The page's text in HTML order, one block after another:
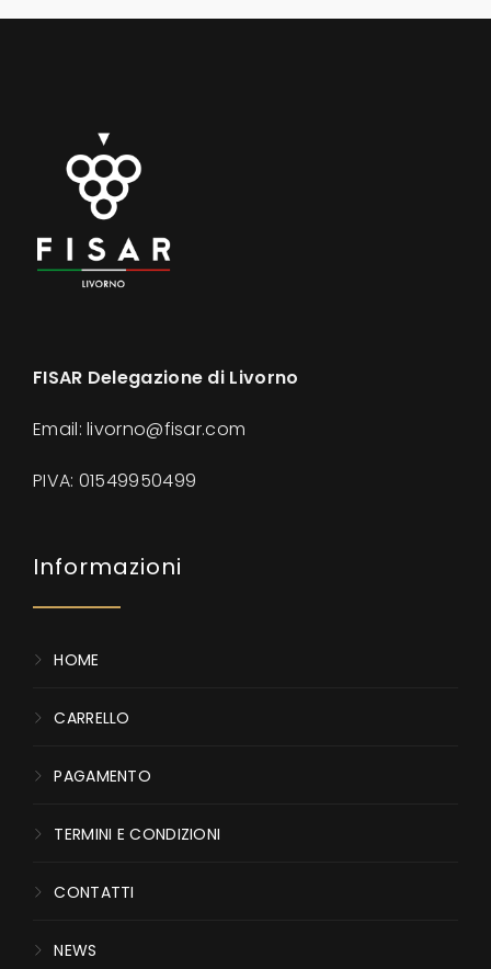
FISAR Delegazione di Livorno
Email: livorno@fisar.com
PIVA: 01549950499
Informazioni
HOME
CARRELLO
PAGAMENTO
TERMINI E CONDIZIONI
CONTATTI
NEWS